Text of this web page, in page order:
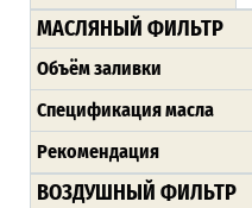
МАСЛЯНЫЙ ФИЛЬТР
Объём заливки
Спецификация масла
Рекомендация
ВОЗДУШНЫЙ ФИЛЬТР